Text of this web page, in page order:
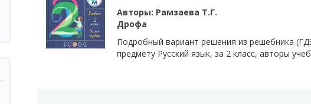
Авторы: Рамзаева Т.Г.
Дрофа
Подробный вариант решения из решебника
предмету Русский язык, за 2 класс, авторы